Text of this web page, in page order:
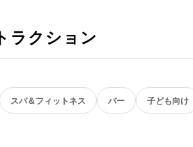
ラクション
スパ＆フィットネス バー 子ども向け